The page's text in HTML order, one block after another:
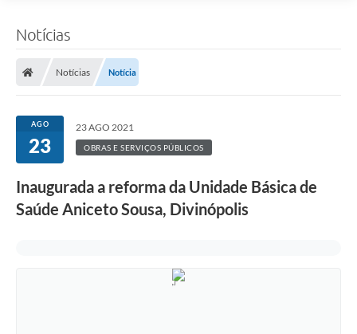
Notícias
Notícias Notícia
AGO
23
23 AGO 2021
OBRAS E SERVIÇOS PÚBLICOS
Inaugurada a reforma da Unidade Básica de
Saúde Aniceto Sousa, Divinópolis